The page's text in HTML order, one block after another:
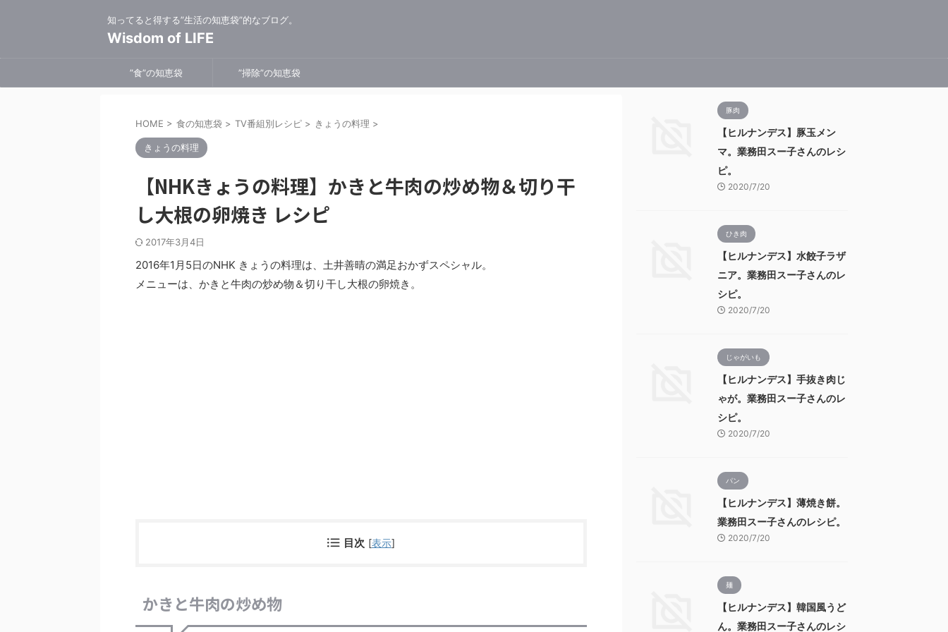
知ってると得する”生活の知恵袋”的なブログ。
Wisdom of LIFE
”食”の知恵袋 ”掃除”の知恵袋
HOME > 食の知恵袋 > TV番組別レシピ > きょうの料理 >
きょうの料理
【NHKきょうの料理】かきと牛肉の炒め物＆切り干
し大根の卵焼き レシピ
2017年3月4日
2016年1月5日のNHK きょうの料理は、土井善晴の満足おかずスペシャル。
メニューは、かきと牛肉の炒め物＆切り干し大根の卵焼き。
目次 [表示]
かきと牛肉の炒め物
豚肉
【ヒルナンデス】豚玉メン
マ。業務田スー子さんのレシ
ピ。
2020/7/20
ひき肉
【ヒルナンデス】水餃子ラザ
ニア。業務田スー子さんのレ
シピ。
2020/7/20
じゃがいも
【ヒルナンデス】手抜き肉じ
ゃが。業務田スー子さんのレ
シピ。
2020/7/20
パン
【ヒルナンデス】薄焼き餅。
業務田スー子さんのレシピ。
2020/7/20
麺
【ヒルナンデス】韓国風うど
ん。業務田スー子さんのレシ